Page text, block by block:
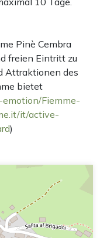
Pinè Cembra
freien Eintritt zu
Attraktionen des
bietet
Fiemme-
it/active-
)